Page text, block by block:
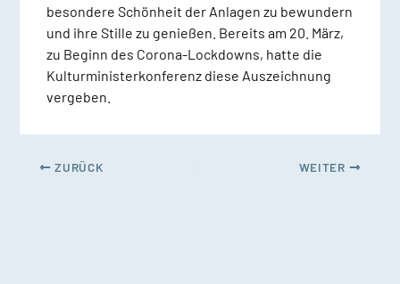
besondere Schönheit der Anlagen zu bewundern
und ihre Stille zu genießen. Bereits am 20. März,
zu Beginn des Corona-Lockdowns, hatte die
Kulturministerkonferenz diese Auszeichnung
vergeben.
ZURÜCK WEITER